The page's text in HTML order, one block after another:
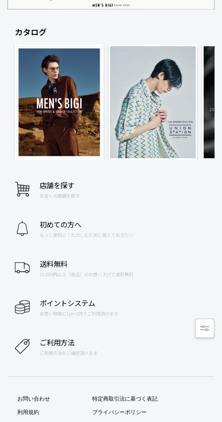
カタログ
店舗を探す
お近くの店舗を探す
初めての方へ
もっと便利に！たのしむために覚えておきたい
送料無料
10,000円以上（税込）のお買い上げで送料無料
ポイントシステム
お買い物毎に1pt=1円でご利用頂けます
ご利用方法
ご利用方法をご確認頂けます
お問い合わせ
利用規約
特定商取引法に基づく表記
プライバシーポリシー